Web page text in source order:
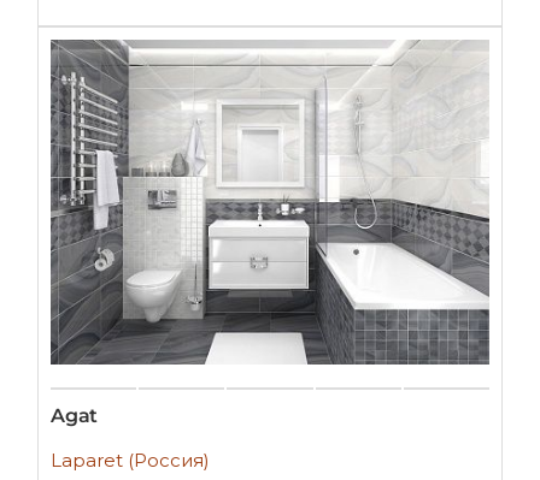
Agat
Laparet (Россия)